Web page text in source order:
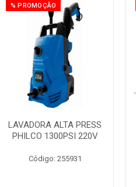
% PROMOÇÃO
LAVADORA ALTA PRESS
PHILCO 1300PSI 220V
Código: 255931